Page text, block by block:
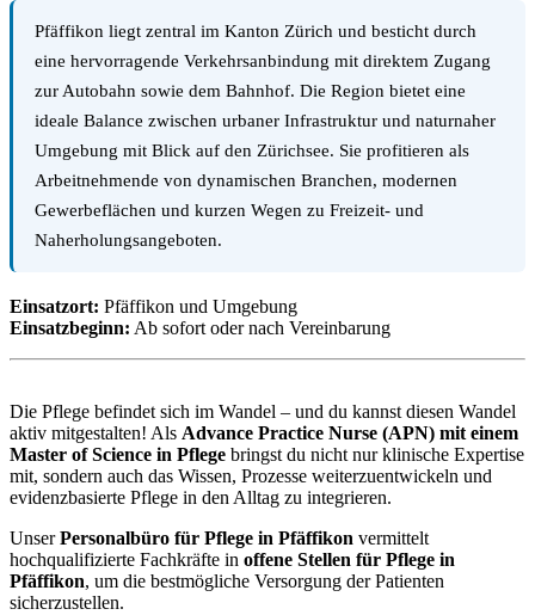
Pfäffikon liegt zentral im Kanton Zürich und besticht durch
eine hervorragende Verkehrsanbindung mit direktem Zugang
zur Autobahn sowie dem Bahnhof. Die Region bietet eine
ideale Balance zwischen urbaner Infrastruktur und naturnaher
Umgebung mit Blick auf den Zürichsee. Sie profitieren als
Arbeitnehmende von dynamischen Branchen, modernen
Gewerbeflächen und kurzen Wegen zu Freizeit- und
Naherholungsangeboten.
Einsatzort: Pfäffikon und Umgebung
Einsatzbeginn: Ab sofort oder nach Vereinbarung
Die Pflege befindet sich im Wandel – und du kannst diesen Wandel
aktiv mitgestalten! Als Advance Practice Nurse (APN) mit einem
Master of Science in Pflege bringst du nicht nur klinische Expertise
mit, sondern auch das Wissen, Prozesse weiterzuentwickeln und
evidenzbasierte Pflege in den Alltag zu integrieren.
UnserPersonalbüro für Pflege in Pfäffikon vermittelt
hochqualifizierte Fachkräfte in offene Stellen für Pflege in
Pfäffikon, um die bestmögliche Versorgung der Patienten
sicherzustellen.